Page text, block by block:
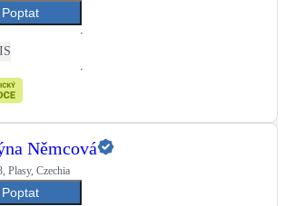
elektrárny
i velké turbíny
Poptat
Němcová
Plasy, Czechia
Poptat